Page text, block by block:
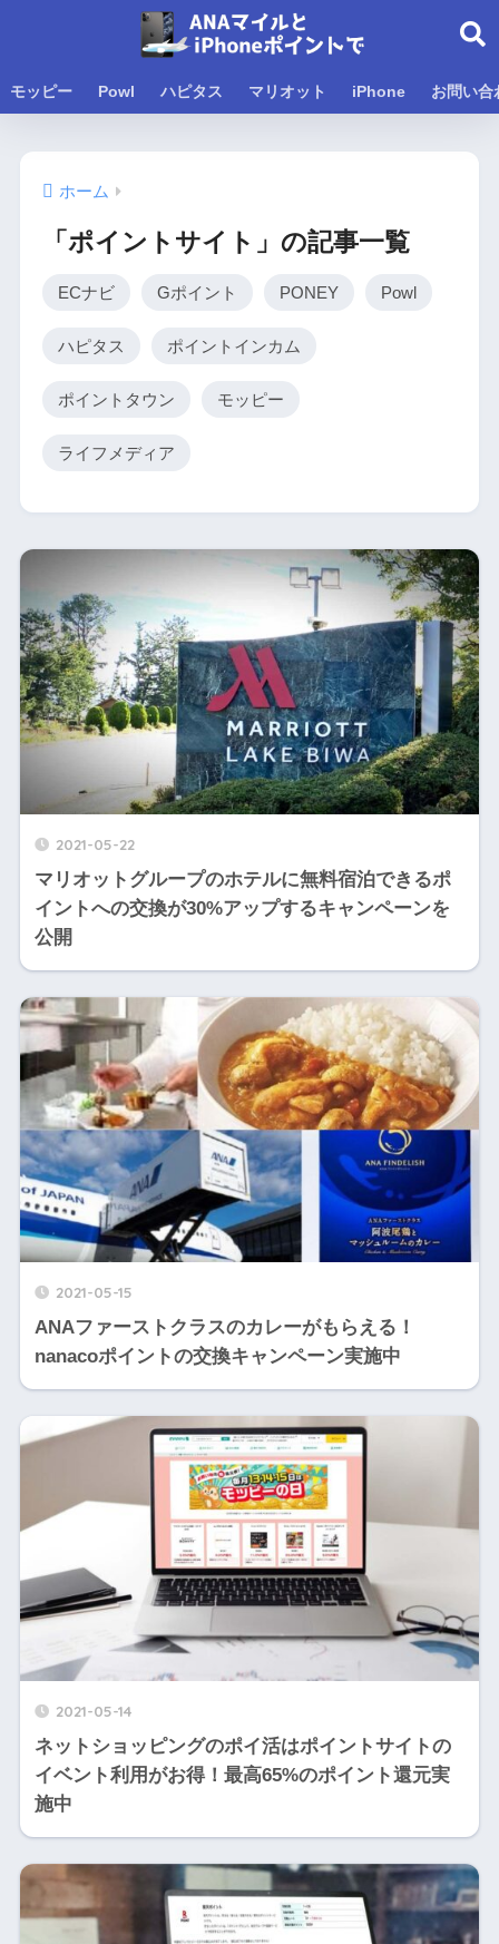
モッピー Powl ハピタス マリオット iPhone お問い合
ホーム
「ポイントサイト」の記事一覧
ECナビ Gポイント PONEY Powl
ハピタス ポイントインカム
ポイントタウン モッピー
ライフメディア
2021-05-22
マリオットグループのホテルに無料宿泊できるポ
イントへの交換が30%アップするキャンペーンを
公開
2021-05-15
ANAファーストクラスのカレーがもらえる！
nanacoポイントの交換キャンペーン実施中
2021-05-14
ネットショッピングのポイ活はポイントサイトの
イベント利用がお得！最高65%のポイント還元実
施中